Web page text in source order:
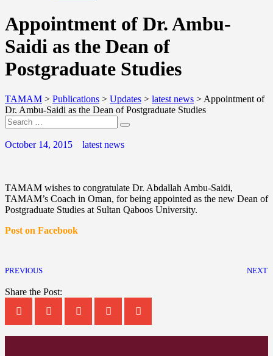
Appointment of Dr. Ambu-
Saidi as the Dean of
Postgraduate Studies
TAMAM > Publications > Updates > latest news > Appointment of
Dr. Ambu-Saidi as the Dean of Postgraduate Studies
October 14, 2015 latest news
TAMAM wishes to congratulate Dr. Abdallah Ambu-Saidi,
TAMAM’s Coach in Oman, for being appointed as the new Dean of
Postgraduate Studies at Sultan Qaboos University.
Post on Facebook
PREVIOUS NEXT
Share the Post: